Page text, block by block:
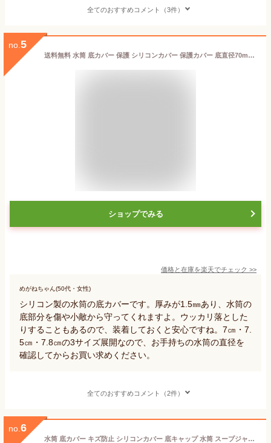
全てのおすすめコメント（3件）
no. 5
送料無料 水筒 底カバー 保護 シリコンカバー 保護カバー 底直径70mm 75mm 78mm ボトル底カバー 耐熱性 ソフト 滑りにくい 傷防止 水筒カバー 衝撃から守る などに対応 子供
ショップでみる
価格と在庫を楽天でチェック >>
めがねちゃん(50代・女性)
シリコン製の水筒の底カバーです。厚みが1.5㎜あり、水筒の
底部分を傷や小敵から守ってくれますよ。ウッカリ落とした
りすることもあるので、装着しておくと安心ですね。7㎝・7.
5㎝・7.8㎝の3サイズ展開なので、お手持ちの水筒の直径を
確認してからお買い求めください。
全てのおすすめコメント（2件）
no. 6
水筒 底カバー キズ防止 シリコンカバー 底キャップ 水筒 スープジャー タンブラー 2個セット 傷防止 滑り止め 6.5cm 7cm PR-BOTSILI【メール便 送料無料】